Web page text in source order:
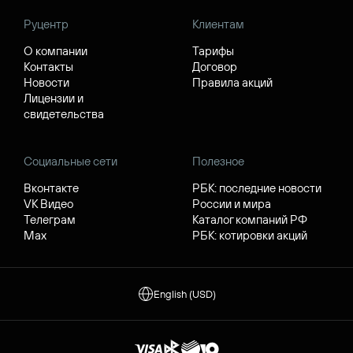
Руцентр
О компании
Контакты
Новости
Лицензии и
свидетельства
Клиентам
Тарифы
Договор
Правила акций
Социальные сети
Вконтакте
VK Видео
Телеграм
Max
Полезное
РБК: последние новости
России и мира
Каталог компаний РФ
РБК: котировки акций
English (USD)